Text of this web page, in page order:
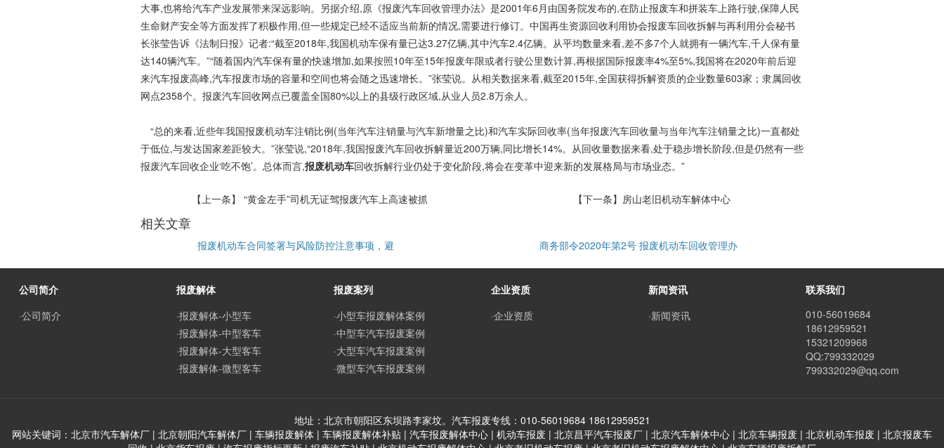
大事,也将给汽车产业发展带来深远影响。另据介绍,原《报废汽车回收管理办法》是2001年6月由国务院发布的,在防止报废车和拼装车上路行驶,保障人民
生命财产安全等方面发挥了积极作用,但一些规定已经不适应当前新的情况,需要进行修订。中国再生资源回收利用协会报废车回收拆解与再利用分会秘书
长张莹告诉《法制日报》记者:“截至2018年,我国机动车保有量已达3.27亿辆,其中汽车2.4亿辆。从平均数量来看,差不多7个人就拥有一辆汽车,千人保有量
达140辆汽车。”“随着国内汽车保有量的快速增加,如果按照10年至15年报废年限或者行驶公里数计算,再根据国际报废率4%至5%,我国将在2020年前后迎
来汽车报废高峰,汽车报废市场的容量和空间也将会随之迅速增长。”张莹说。从相关数据来看,截至2015年,全国获得拆解资质的企业数量603家；隶属回收
网点2358个。报废汽车回收网点已覆盖全国80%以上的县级行政区域,从业人员2.8万余人。
“总的来看,近些年我国报废机动车注销比例(当年汽车注销量与汽车新增量之比)和汽车实际回收率(当年报废汽车回收量与当年汽车注销量之比)一直都处
于低位,与发达国家差距较大。”张莹说,“2018年,我国报废汽车回收拆解量近200万辆,同比增长14%。从回收量数据来看,处于稳步增长阶段,但是仍然有一些
报废汽车回收企业‘吃不饱’。总体而言,报废机动车回收拆解行业仍处于变化阶段,将会在变革中迎来新的发展格局与市场业态。”
【上一条】 “黄金左手”司机无证驾报废汽车上高速被抓 【下一条】 房山老旧机动车解体中心
相关文章
报废机动车合同签署与风险防控注意事项，避 商务部令2020年第2号 报废机动车回收管理办
公司简介
·公司简介
报废解体
·报废解体-小型车
·报废解体-中型客车
·报废解体-大型客车
·报废解体-微型客车
报废案列
·小型车报废解体案例
·中型车汽车报废案例
·大型车汽车报废案例
·微型车汽车报废案例
企业资质
·企业资质
新闻资讯
·新闻资讯
联系我们
010-56019684
18612959521
15321209968
QQ:799332029
799332029@qq.com
地址：北京市朝阳区东坝路李家坟。汽车报废专线：010-56019684 18612959521
网站关键词：北京市汽车解体厂 | 北京朝阳汽车解体厂 | 车辆报废解体 | 车辆报废解体补贴 | 汽车报废解体中心 | 机动车报废 | 北京昌平汽车报废厂 | 北京汽车解体中心 | 北京车辆报废 | 北京机动车报废 | 北京报废车